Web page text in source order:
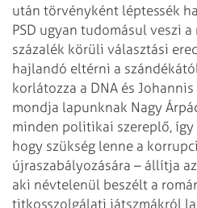
után törvényként léptessék
PSD ugyan tudomásul veszi
százalék körüli választási
hajlandó eltérni a
korlátozza a DNA és
mondja lapunknak Nagy
minden politikai szereplő, így
hogy szükség lenne a
újraszabályozására – állítja
aki névtelenül beszélt a
titkosszolgálati játszmákról